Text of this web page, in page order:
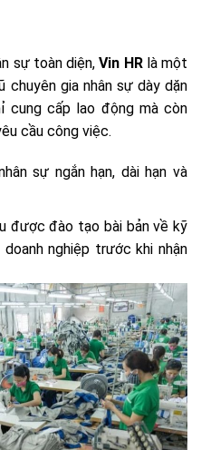
sự toàn diện,Vin HRlà một
gia nhân sự dày dặn
cung cấp lao động mà còn
cầu công việc.
sự ngắn hạn, dài hạn và
được đào tạo bài bản về kỹ
nghiệp trước khi nhận